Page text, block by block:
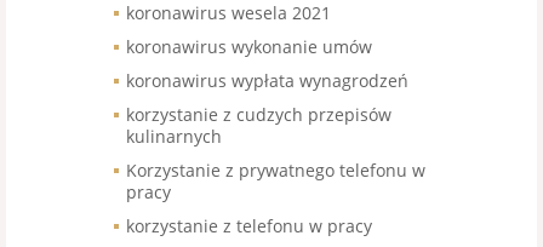
koronawirus wesela 2021
koronawirus wykonanie umów
koronawirus wypłata wynagrodzeń
korzystanie z cudzych przepisów
kulinarnych
Korzystanie z prywatnego telefonu w
pracy
korzystanie z telefonu w pracy